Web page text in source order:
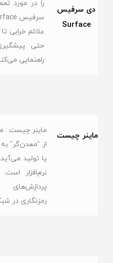
دی سرفیس
Surface
را در مورد
علائم خرابی
حتی
راهنمایی
ماینر چیست
ماینر چیست :
از “معدن‌گر”
یا تولید
نرم‌افزار
رمزنگاری در